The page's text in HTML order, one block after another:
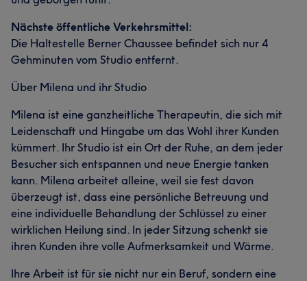
Nächste öffentliche Verkehrsmittel:
Die Haltestelle Berner Chaussee befindet sich nur 4
Gehminuten vom Studio entfernt.
Über Milena und ihr Studio
Milena ist eine ganzheitliche Therapeutin, die sich mit
Leidenschaft und Hingabe um das Wohl ihrer Kunden
kümmert. Ihr Studio ist ein Ort der Ruhe, an dem jeder
Besucher sich entspannen und neue Energie tanken
kann. Milena arbeitet alleine, weil sie fest davon
überzeugt ist, dass eine persönliche Betreuung und
eine individuelle Behandlung der Schlüssel zu einer
wirklichen Heilung sind. In jeder Sitzung schenkt sie
ihren Kunden ihre volle Aufmerksamkeit und Wärme.
Ihre Arbeit ist für sie nicht nur ein Beruf, sondern eine